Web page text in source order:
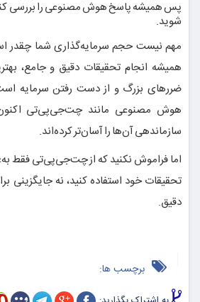
پس همیشه پاسخ هوش مصنوعی را بررسی
شوید.
همیشه انجام تحقیقات دقیق و جامع،
ضررهای بزرگ و از دست رفتن سرمایه
هوش مصنوعی مانند چت‌جی‌پی‌تی
سازماندهی آن‌ها را آسان‌تر کرده‌اند.
اما فراموش نکنید که از چت‌جی‌پی‌تی فقط
تحقیقات خود استفاده کنید، نه جایگزینی
دقیق.
برچسب ها: